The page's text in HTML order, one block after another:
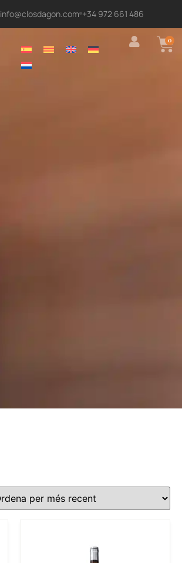
info@closdagon.com +34 972 661 486
0